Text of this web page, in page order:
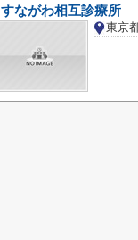
すながわ相互診療所
東京